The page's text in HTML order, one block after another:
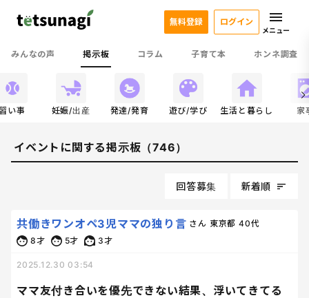
みんなの声 掲示板 コラム 子育て本 ホンネ調査
無料登録 ログイン
メニュー
い事 妊娠/出産 発達/発育 遊び/学び 生活と暮らし 家
イベントに関する掲示板（746）
回答募集 新着順
ママ友付き合いを優先できない結果、浮いてきてる
共働きワンオペ3児ママの独り言 さん 東京都 40代
8才
5才 3才
2025.12.30 03:54